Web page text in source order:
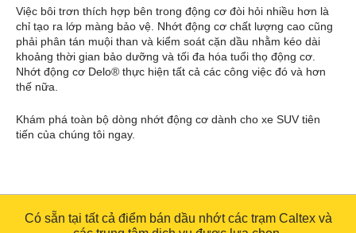
Việc bôi trơn thích hợp bên trong động cơ đòi hỏi nhiều hơn là
chỉ tạo ra lớp màng bảo vệ. Nhớt động cơ chất lượng cao cũng
phải phân tán muội than và kiểm soát cặn dầu nhằm kéo dài
khoảng thời gian bảo dưỡng và tối đa hóa tuổi thọ động cơ.
Nhớt động cơ Delo® thực hiện tất cả các công việc đó và hơn
thế nữa.
Khám phá toàn bộ dòng nhớt động cơ dành cho xe SUV tiên
tiến của chúng tôi ngay.
Có sẵn tại tất cả điểm bán dầu nhớt các trạm Caltex và